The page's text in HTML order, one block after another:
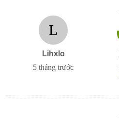
L
Lihxlo
5 tháng trước